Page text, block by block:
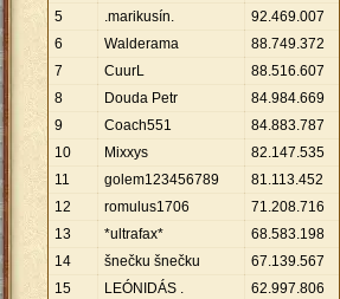
5
.marikusín. 92.469.007
6
Walderama 88.749.372
7
CuurL 88.516.607
8
Douda Petr 84.984.669
9
Coach551 84.883.787
10
Mixxys 82.147.535
11
golem123456789 81.113.452
12
romulus1706 71.208.716
13
*ultrafax* 68.583.198
14
šnečku šnečku 67.139.567
15
LEÓNIDÁS . 62.997.806